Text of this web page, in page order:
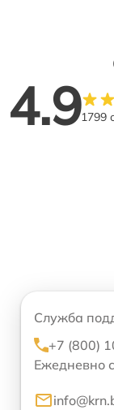
4.91799
Служба
+7 (800)
Ежедневно